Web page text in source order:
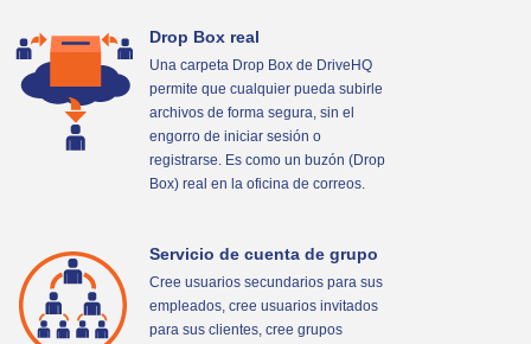
Drop Box real
Una carpeta Drop Box de DriveHQ
permite que cualquier pueda subirle
archivos de forma segura, sin el
engorro de iniciar sesión o
registrarse. Es como un buzón (Drop
Box) real en la oficina de correos.
Servicio de cuenta de grupo
Cree usuarios secundarios para sus
empleados, cree usuarios invitados
para sus clientes, cree grupos